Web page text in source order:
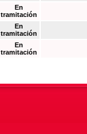
En
tramitación
En
tramitación
En
tramitación